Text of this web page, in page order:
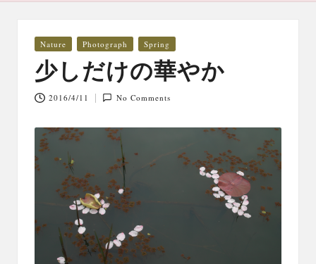
Posted
Nature Photograph Spring
少しだけの華やか
2016/4/11 No Comments